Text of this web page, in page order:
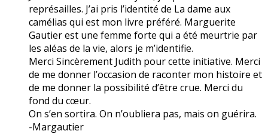
représailles. J’ai pris l’identité de La dame aux
camélias qui est mon livre préféré. Marguerite
Gautier est une femme forte qui a été meurtrie par
les aléas de la vie, alors je m’identifie.
Merci Sincèrement Judith pour cette initiative. Merci
de me donner l’occasion de raconter mon histoire et
de me donner la possibilité d’être crue. Merci du
fond du cœur.
On s’en sortira. On n’oubliera pas, mais on guérira.
-Margautier